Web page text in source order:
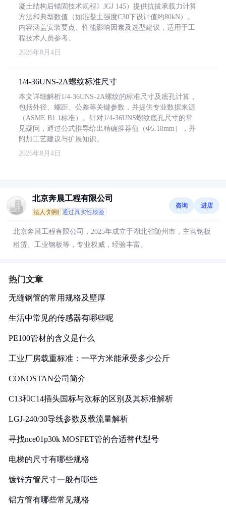
凝土结构后锚固技术规程》JGJ 145）提供抗拔承载力计算
方法和典型数值（如混凝土强度C30下设计值约80kN）。
内容涵盖安装要点、性能影响因素及选型建议，适用于工
程技术人员参考。
2026年8月4日
1/4-36UNS-2A螺纹标准尺寸
本文详细解析1/4-36UNS-2A螺纹的标准尺寸及底孔计算，
包括外径、螺距、公差等关键参数，并提供专业数据来源
（ASME B1.1标准）。针对1/4-36UNS螺纹底孔尺寸的常
见疑问，通过公式推导给出精确推荐值（Φ5.18mm），并
附加工艺建议与扩展知识。
2026年8月4日
北京奔晨工程有限公司
法人:刘刚 通过真实性核验
咨询 进店
北京奔晨工程有限公司，2025年成立于湖北省随州市，主营钢板
租赁、工业钢板等，专业权威，经验丰富。
热门文章
无缝钢管的常用规格及壁厚
生活中常见的传感器有哪些呢
PE100管材的含义是什么
工业厂房载重标准：一平方米能承受多少公斤
CONOSTAN公司简介
C13和C14插头国标与欧标的区别及其标准解析
LGJ-240/30导线参数及载流量解析
寻找nce01p30k MOSFET管的合适替代型号
电梯的尺寸有哪些规格
镀锌方管尺寸一般有哪些
铝方管有哪些常见规格